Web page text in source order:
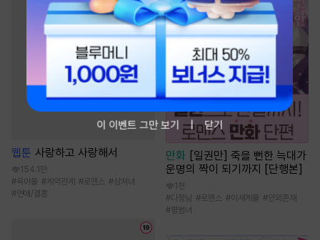
웹툰 사랑하고 사랑해서
154.1만
#육아물 # 계약관계 #로맨스 #상처녀
#연애/결혼
만화 [일권만] 죽을 뻔한 늑대가
운명의 짝이 되기까지 [단행본]
1천
#다정남 #로맨스 #이세계물 #인외존재
#평범녀
이 이벤트 그만 보기 닫기